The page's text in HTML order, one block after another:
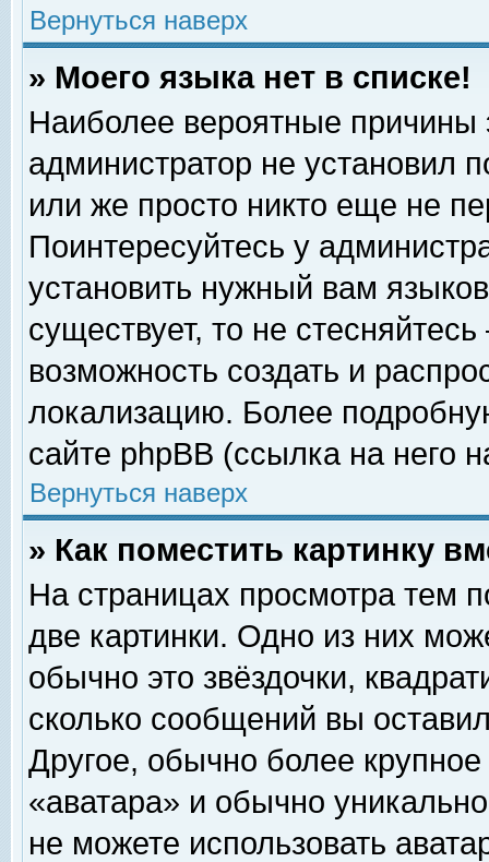
Вернуться наверх
» Моего языка нет в списке!
Наиболее вероятные причины
администратор не установил
или же просто никто еще не
Поинтересуйтесь у
установить нужный вам
существует, то не
возможность создать и
локализацию. Более
сайте phpBB (ссылка на него
Вернуться наверх
» Как поместить картинку
На страницах просмотра тем
две картинки. Одно из них
обычно это звёздочки,
сколько сообщений вы
Другое, обычно более
«аватара» и обычно
не можете использовать